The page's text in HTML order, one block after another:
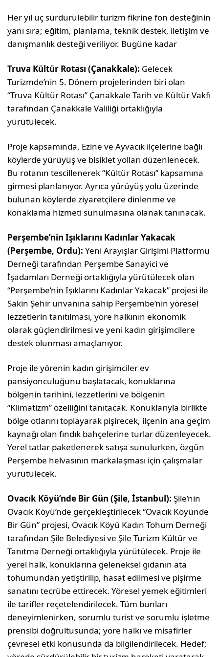
Her yıl üç sürdürülebilir turizm fikrine fon desteğinin
yanı sıra; eğitim, planlama, teknik destek, iletişim ve
danışmanlık desteği veriliyor. Bugüne kadar
Truva Kültür Rotası (Çanakkale): Gelecek
Turizmde’nin 5. Dönem projelerinden biri olan
“Truva Kültür Rotası” Çanakkale Tarih ve Kültür Vakfı
tarafından Çanakkale Valiliği ortaklığıyla
yürütülecek.
Proje kapsamında, Ezine ve Ayvacık ilçelerine bağlı
köylerde yürüyüş ve bisiklet yolları düzenlenecek.
Bu rotanın tescillenerek “Kültür Rotası” kapsamına
girmesi planlanıyor. Ayrıca yürüyüş yolu üzerinde
bulunan köylerde ziyaretçilere dinlenme ve
konaklama hizmeti sunulmasına olanak tanınacak.
Perşembe’nin Işıklarını Kadınlar Yakacak
(Perşembe, Ordu):Yeni Arayışlar Girişimi Platformu
Derneği tarafından Perşembe Sanayici ve
İşadamları Derneği ortaklığıyla yürütülecek olan
“Perşembe’nin Işıklarını Kadınlar Yakacak” projesi ile
Sakin Şehir unvanına sahip Perşembe’nin yöresel
lezzetlerin tanıtılması, yöre halkının ekonomik
olarak güçlendirilmesi ve yeni kadın girişimcilere
destek olunması amaçlanıyor.
Proje ile yörenin kadın girişimciler ev
pansiyonculuğunu başlatacak, konuklarına
bölgenin tarihini, lezzetlerini ve bölgenin
“Klimatizm” özelliğini tanıtacak. Konuklarıyla birlikte
bölge otlarını toplayarak pişirecek, ilçenin ana geçim
kaynağı olan fındık bahçelerine turlar düzenleyecek.
Yerel tatlar paketlenerek satışa sunulurken, özgün
Perşembe helvasının markalaşması için çalışmalar
yürütülecek.
Ovacık Köyü’nde Bir Gün (Şile, İstanbul):Şile’nin
Ovacık Köyü’nde gerçekleştirilecek “Ovacık Köyünde
Bir Gün” projesi, Ovacık Köyü Kadın Tohum Derneği
tarafından Şile Belediyesi ve Şile Turizm Kültür ve
Tanıtma Derneği ortaklığıyla yürütülecek. Proje ile
yerel halk, konuklarına geleneksel gıdanın ata
tohumundan yetiştirilip, hasat edilmesi ve pişirme
sanatını tecrübe ettirecek. Yöresel yemek eğitimleri
ile tarifler reçetelendirilecek. Tüm bunları
deneyimlenirken, sorumlu turist ve sorumlu işletme
prensibi doğrultusunda; yöre halkı ve misafirler
çevresel etki konusunda da bilgilendirilecek. Hedef;